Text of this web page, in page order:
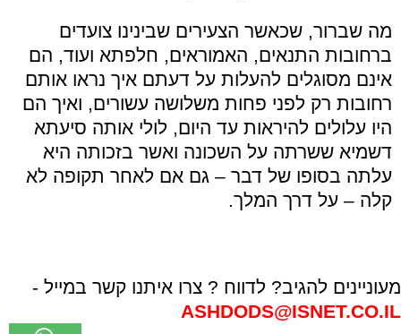
מה שברור, שכאשר הצעירים שבינינו צועדים
ברחובות התנאים, האמוראים, חלפתא ועוד, הם
אינם מסוגלים להעלות על דעתם איך נראו אותם
רחובות רק לפני פחות משלושה עשורים, ואיך הם
היו עלולים להיראות עד היום, לולי אותה סיעתא
דשמיא ששרתה על השכונה ואשר בזכותה היא
עלתה בסופו של דבר – גם אם לאחר תקופה לא
קלה – על דרך המלך.
מעוניינים להגיב? לדווח ? צרו איתנו קשר במייל -
ASHDODS@ISNET.CO.IL